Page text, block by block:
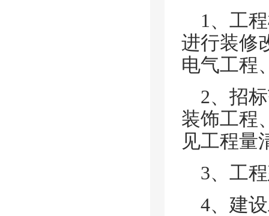
1、工
进行装修
电气工程
2、招
装饰工程
见工程量
3、工
4、建